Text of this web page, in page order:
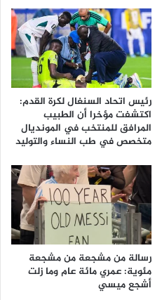
رئيس اتحاد السنغال لكرة القدم:
اكتشفت مؤخرا أن الطبيب
المرافق للمنتخب في المونديال
متخصص في طب النساء والتوليد
رسالة من مشجعة من مشجعة
مئوية: عمري مائة عام وما زلت
أشجع ميسي